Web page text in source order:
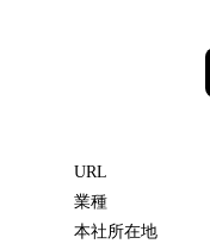
URL
業種
本社所在地